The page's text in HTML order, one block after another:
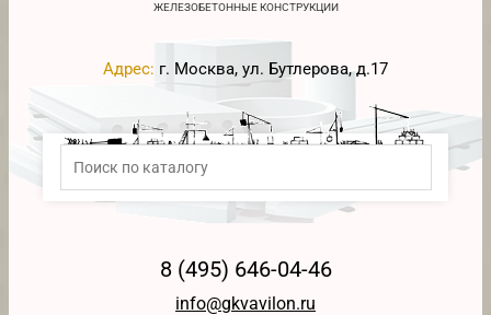
ЖЕЛЕЗОБЕТОННЫЕ КОНСТРУКЦИИ
Адрес: г. Москва, ул. Бутлерова, д.17
8 (495) 646-04-46
info@gkvavilon.ru